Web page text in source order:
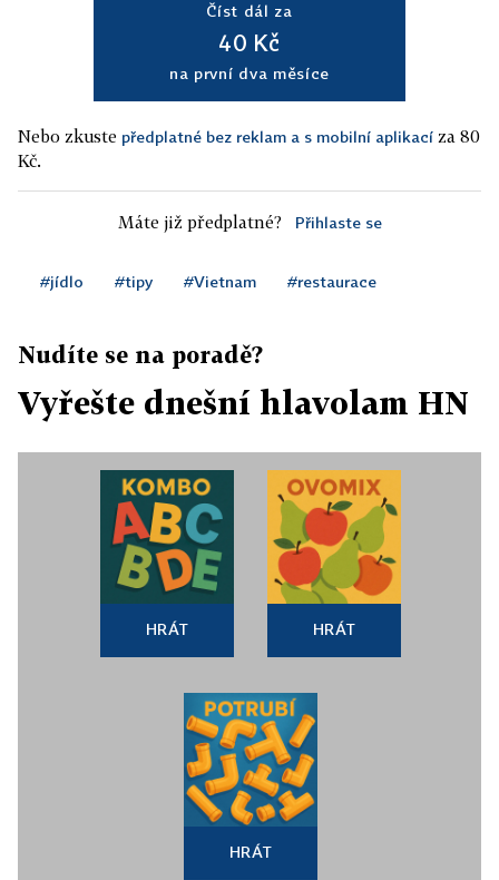
Číst dál za
40 Kč
na první dva měsíce
Nebo zkuste předplatné bez reklam a s mobilní aplikací za 80
Kč.
Máte již předplatné? Přihlaste se
#jídlo #tipy #Vietnam #restaurace
Nudíte se na poradě?
Vyřešte dnešní hlavolam HN
HRÁT HRÁT
HRÁT